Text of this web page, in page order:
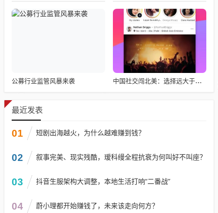
公募行业监管风暴来袭 中国社交闯北美：选择远大于努力
最近发表
01 短剧出海越火，为什么越难赚到钱？
02 叙事完美、现实残酷，瑷科缦全程抗衰为何叫好不叫座？
03 抖音生服架构大调整，本地生活打响“二番战”
04 蔚小理都开始赚钱了，未来该走向何方？